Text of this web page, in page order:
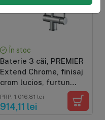
În stoc
Baterie 3 căi, PREMIER
Extend Chrome, finisaj
crom lucios, furtun
extensibil cu duș, flux
separat apă filtrată și
apă menajeră (rece și
PRP: 1.016,81 lei
914,11 lei